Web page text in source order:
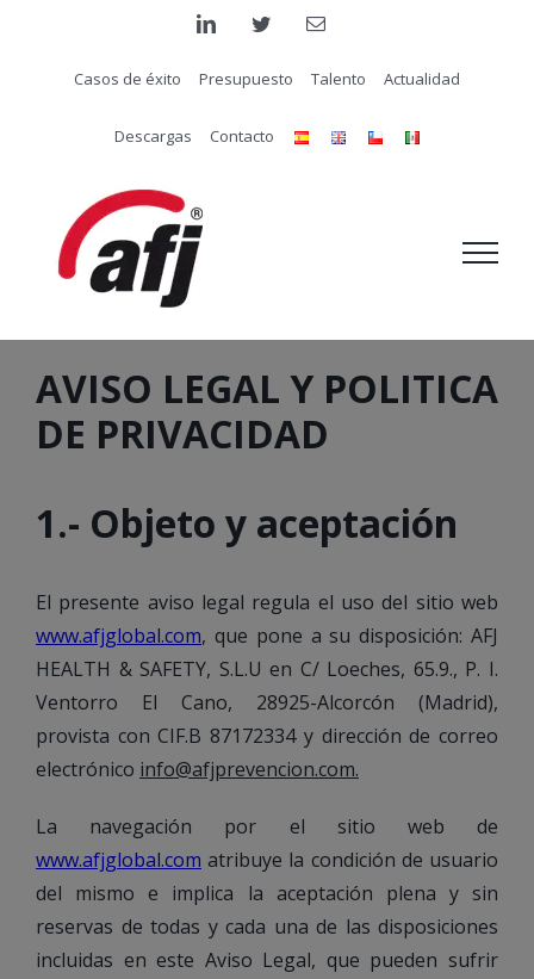
contenido
linkedintwitter Correo
Casos de éxito Presupuesto Talento Actualidad
Descargas Contacto
AVISO LEGAL Y POLITICA
DE PRIVACIDAD
1.- Objeto y aceptación
El presente aviso legal regula el uso del sitio web
www.afjglobal.com, que pone a su disposición: AFJ
HEALTH & SAFETY, S.L.U en C/ Loeches, 65.9., P. I.
Ventorro El Cano, 28925-Alcorcón (Madrid),
provista con CIF.B 87172334 y dirección de correo
electrónico info@afjprevencion.com.
La navegación por el sitio web de
www.afjglobal.com atribuye la condición de usuario
del mismo e implica la aceptación plena y sin
reservas de todas y cada una de las disposiciones
incluidas en este Aviso Legal, que pueden sufrir